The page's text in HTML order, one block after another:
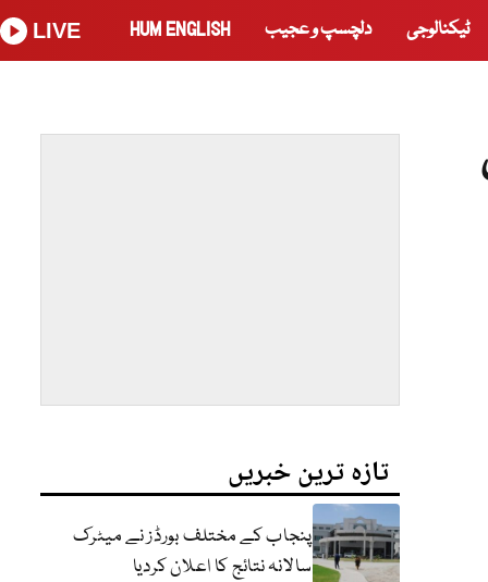
ٹیکنالوجی دلچسپ و عجیب HUM ENGLISH
LIVE
تازہ ترین خبریں
پنجاب کے مختلف بورڈز نے میٹرک
سالانہ نتائج کا اعلان کردیا